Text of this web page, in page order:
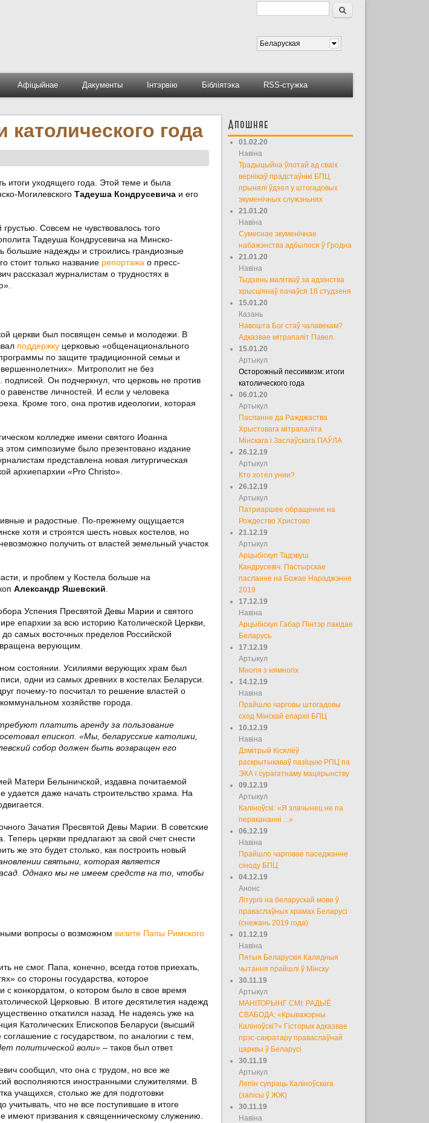
Форма пошуку
Пошук
Беларуская
Афіцыйнае Дакументы Інтэрвію Бібліятэка RSS-стужка
года
итоги уходящего года. Этой теме и была
Могилевского Тадеуша Кондрусевичаи его
Совсем не чувствовалось того
Тадеуша Кондрусевича на Минско-
большие надежды и строились грандиозные
стоит только название репортажа о пресс-
рассказал журналистам о трудностях в
церкви был посвящен семье и молодежи. В
поддержкуцерковью «общенационального
по защите традиционной семьи и
Митрополит не без
Он подчеркнул, что церковь не против
равенстве личностей. И если у человека
Кроме того, она против идеологии, которая
колледже имени святого Иоанна
симпозиуме было презентовано издание
представлена новая литургическая
архиепархии «Pro Christo».
и радостные. По-прежнему ощущается
хотя и строятся шесть новых костелов, но
получить от властей земельный участок
и проблем у Костела больше на
Александр Яшевский
Успения Пресвятой Девы Марии и святого
епархии за всю историю Католической Церкви,
до самых восточных пределов Российской
верующим.
состоянии. Усилиями верующих храм был
одни из самых древних в костелах Беларуси.
почему-то посчитал то решение властей о
хозяйстве города.
платить аренду за пользование
епископ. «Мы, беларусские католики,
собор должен быть возвращен его
Матери Белыничской, издавна почитаемой
даже начать строительство храма. На
Зачатия Пресвятой Девы Марии. В советские
церкви предлагают за свой счет снести
же это будет столько, как построить новый
святыни, которая является
Однако мы не имеем средств на то, чтобы
вопросы о возможном визите Папы Римского
не смог. Папа, конечно, всегда готов приехать,
со стороны государства, которое
с конкордатом, о котором было в свое время
Церковью. В итоге десятилетия надежд
откатился назад. Не надеясь уже на
Католических Епископов Беларуси (высший
с государством, по аналогии с тем,
политической воли»– таков был ответ.
сообщил, что она с трудом, но все же
восполняются иностранными служителями. В
учащихся, столько же для подготовки
учитывать, что не все поступившие в итоге
имеют призвания к священническому служению.
Апошняе
01.02.20
Навіна
Традыцыйна ўпотай ад сваіх
вернікаў прадстаўнікі БПЦ
прынялі ўдзел у штогадовых
экуменічных служэньнях
21.01.20
Навіна
Сумеснае экуменічнае
набажэнства адбылося ў Гродна
21.01.20
Навіна
Тыдзень малітваў за адзінства
хрысціянаў пачаўся 18 студзеня
15.01.20
Казань
Навошта Бог стаў чалавекам?
Адказвае мітрапаліт Павел.
15.01.20
Артыкул
Осторожный пессимизм: итоги
католического года
06.01.20
Артыкул
Пасланне да Ражджаства
Хрыстовага мітрапаліта
Мінскага і Заслаўскага ПАЎЛА
26.12.19
Артыкул
Кто хотел унии?
26.12.19
Артыкул
Патриаршее обращение на
Рождество Христово
21.12.19
Артыкул
Арцыбіскуп Тадэвуш
Кандрусевіч. Пастырскае
пасланне на Божае Нараджэнне
2019
17.12.19
Навіна
Арцыбіскуп Габар Пінтэр пакідае
Беларусь
17.12.19
Артыкул
Многія з нямногіх
14.12.19
Навіна
Прайшло чарговы штогадовы
сход Мінскай епархіі БПЦ
10.12.19
Навіна
Дзмітрый Кісялёў
раскрытыкаваў пазіцыю РПЦ па
ЭКА і сурагатнаму мацярынству
09.12.19
Артыкул
Каліноўскі: «Я злачынец не па
перакананні ...»
06.12.19
Навіна
Прайшло чарговае паседжанне
сіноду БПЦ
04.12.19
Анонс
Літургіі на беларускай мове ў
праваслаўных храмах Беларусі
(снежань 2019 года)
01.12.19
Навіна
Пятыя Беларускія Калядныя
чытання прайшлі ў Мінску
30.11.19
Артыкул
МАНІТОРЫНГ СМІ: РАДЫЁ
СВАБОДА: «Крыважэрны
Каліноўскі?» Гісторык адказвае
прэс-сакратару праваслаўнай
царквы ў Беларусі
30.11.19
Артыкул
Лепін супраць Каліноўскага
(запісы ў ЖЖ)
30.11.19
Навіна